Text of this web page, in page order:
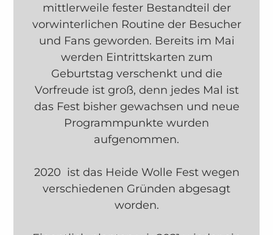
mittlerweile fester Bestandteil der
vorwinterlichen Routine der Besucher
und Fans geworden. Bereits im Mai
werden Eintrittskarten zum
Geburtstag verschenkt und die
Vorfreude ist groß, denn jedes Mal ist
das Fest bisher gewachsen und neue
Programmpunkte wurden
aufgenommen.
2020 ist das Heide Wolle Fest wegen
verschiedenen Gründen abgesagt
worden.